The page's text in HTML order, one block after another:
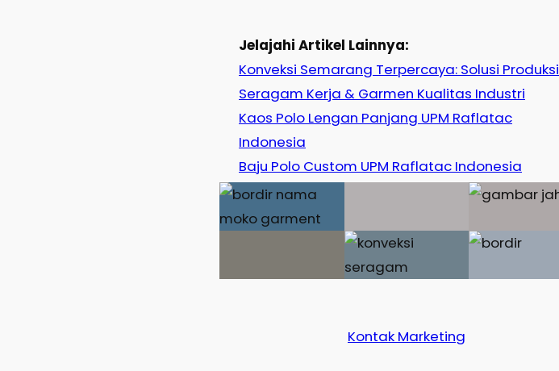
Jelajahi Artikel Lainnya:
Konveksi Semarang Terpercaya: Solusi Produksi
Seragam Kerja & Garmen Kualitas Industri
Kaos Polo Lengan Panjang UPM Raflatac
Indonesia
Baju Polo Custom UPM Raflatac Indonesia
Kontak Marketing